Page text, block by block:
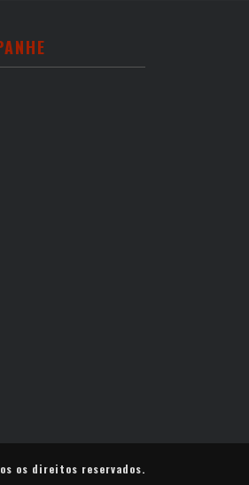
os direitos reservados.